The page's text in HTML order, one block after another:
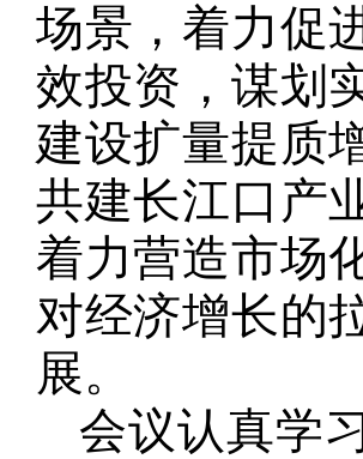
场景，着力促
效投资，谋划
建设扩量提质
共建长江口产
着力营造市场
对经济增长的
展。
会议认真学